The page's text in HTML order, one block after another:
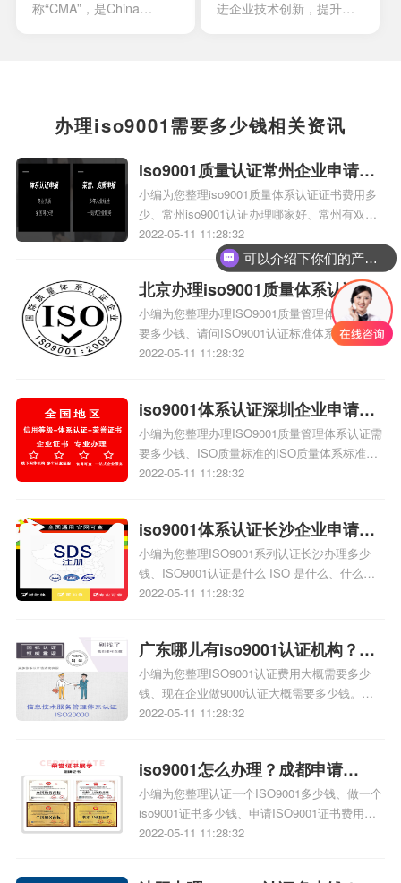
称“CMA”，是China
共和国计量法的规定，由
政部门对检测机构的检测
能力及可靠性进行的一种
全面的认证及评价。这种
认证对象是所有对社会出
督检验机构及其它各类实
验室；如各种产品质量监
督检验站、环境检测站、
疾病预防控制中心等等。
进企业技术创新，提升企
知识产权管理规范认证情
况作为科技项目立项，以
及高新技术企业、知识产
权示范企业认定的重要参
考条件，及早通过贯标认
证，将有利于企业享受有
关的国家政策，加快企业
发展。
办理iso9001需要多少钱相关资讯
iso9001质量认证常州企业申请办
理需要多少钱
小编为您整理iso9001质量体系认证证书费用多
少、常州iso9001认证办理哪家好、常州有双
软、iso9001认证的企业吗、ISO9001体系认证
最快多少周办理下来、常州iso9001认证公司中
心找哪家啊、申请ISO9001要什么流程相关iso
体系认证知识，详情可查看下方正文！
2022-05-11 11:28:32
北京办理iso9001质量体系认证需
要多少钱
小编为您整理办理ISO9001质量管理体系认证需
要多少钱、请问ISO9001认证标准体系中，主要
包括哪些iso三体系认证，比较具体的、取得
涵义是什么呀、ISO9000和ISO9001认证有什么
区别相关iso体系认证知识，详情可查看下方正
文！
2022-05-11 11:28:32
iso9001体系认证深圳企业申请办
理需要多少钱
小编为您整理办理ISO9001质量管理体系认证需
要多少钱、ISO质量标准的ISO质量体系标准作
用、iso9001质量管理体系国家标准号和国际标
理iso9001国际质量标准准备哪些材料相关iso体
系认证知识，详情可查看下方正文！
2022-05-11 11:28:32
iso9001体系认证长沙企业申请办
理需要多少钱
小编为您整理ISO9001系列认证长沙办理多少
钱、​ISO9001认证是什么 ISO 是什么、什么是
ISO、什么是iso9001认证、什么是ISO、
2022-05-11 11:28:32
广东哪儿有iso9001认证机构？
iso9001大概需要多少钱？
小编为您整理ISO9001认证费用大概需要多少
钱、现在企业做9000认证大概需要多少钱。、
企业做ISO9001认证大概需要多少钱、ISO9001
2022-05-11 11:28:32
iso9001怎么办理？成都申请
iso9001认证多少钱？
小编为您整理认证一个ISO9001多少钱、做一个
iso9001证书多少钱、申请ISO9001证书费用是
多少钱、ISO9001审核员每个人周多少钱、搞个
2022-05-11 11:28:32
可以介绍下你们的产品么？